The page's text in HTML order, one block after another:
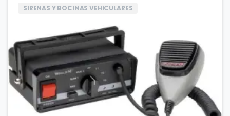
SIRENAS Y BOCINAS VEHICULARES